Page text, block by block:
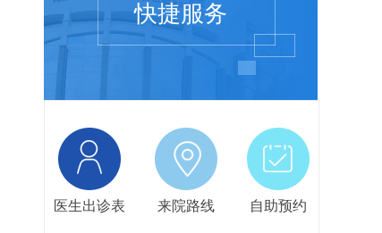
快捷服务
医生出诊表 来院路线 自助预约